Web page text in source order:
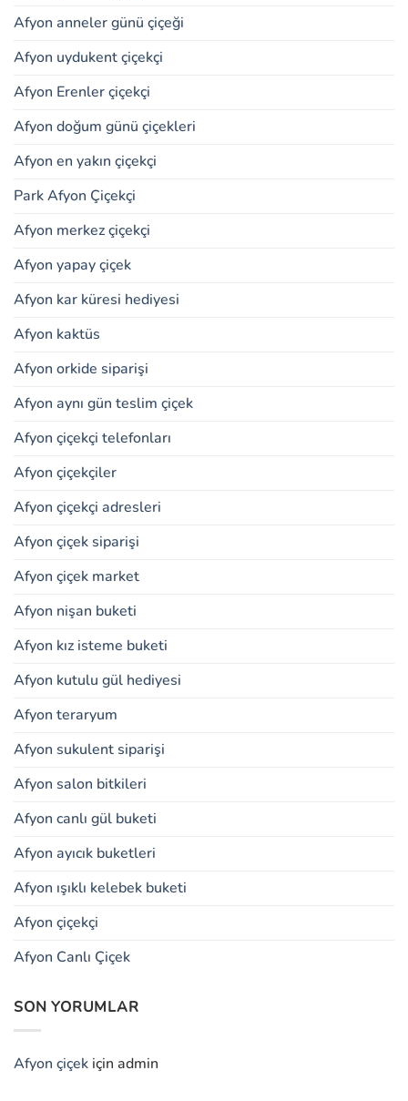
Afyon anneler günü çiçeği
Afyon uydukent çiçekçi
Afyon Erenler çiçekçi
Afyon doğum günü çiçekleri
Afyon en yakın çiçekçi
Park Afyon Çiçekçi
Afyon merkez çiçekçi
Afyon yapay çiçek
Afyon kar küresi hediyesi
Afyon kaktüs
Afyon orkide siparişi
Afyon aynı gün teslim çiçek
Afyon çiçekçi telefonları
Afyon çiçekçiler
Afyon çiçekçi adresleri
Afyon çiçek siparişi
Afyon çiçek market
Afyon nişan buketi
Afyon kız isteme buketi
Afyon kutulu gül hediyesi
Afyon teraryum
Afyon sukulent siparişi
Afyon salon bitkileri
Afyon canlı gül buketi
Afyon ayıcık buketleri
Afyon ışıklı kelebek buketi
Afyon çiçekçi
Afyon Canlı Çiçek
SON YORUMLAR
Afyon çiçek için admin